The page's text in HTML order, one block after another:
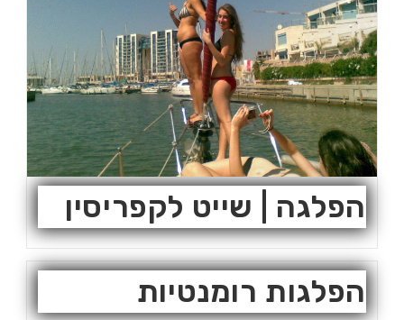
הפלגה | שייט לקפריסין
הפלגות רומנטיות